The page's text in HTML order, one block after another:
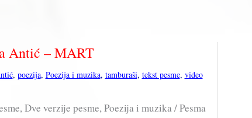
Antić – MART
, poezija, Poezija i muzika, tamburaši, tekst pesme, video
Dve verzije pesme, Poezija i muzika / Pesma